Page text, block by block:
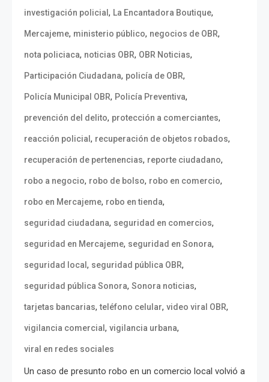
investigación policial , La Encantadora Boutique,
Mercajeme, ministerio público, negocios de OBR,
nota policiaca, noticias OBR, OBR Noticias,
Participación Ciudadana, policía de OBR,
Policía Municipal OBR, Policía Preventiva,
prevención del delito, protección a comerciantes,
reacción policial , recuperación de objetos robados,
recuperación de pertenencias, reporte ciudadano,
robo a negocio, robo de bolso, robo en comercio,
robo en Mercajeme, robo en tienda,
seguridad ciudadana, seguridad en comercios,
seguridad en Mercajeme, seguridad en Sonora,
seguridad local , seguridad pública OBR,
seguridad pública Sonora, Sonora noticias,
tarjetas bancarias,teléfono celular, video viral OBR,
vigilancia comercial , vigilancia urbana,
viral en redes sociales
Un caso de presunto robo en un comercio local volvió a